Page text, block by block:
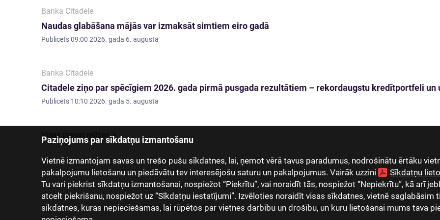
Paziņojums par sīkdatņu izmantošanu
Vietnē izmantojam savas un trešo pušu sīkdatnes, lai, ņemot vērā tavus paradumus, nodrošinātu ērtāku
pakalpojumu lietošanu un piedāvātu tev interesējošu saturu un pakalpojumus. Vairāk uzzini
Sīkdatņu
Tu vari piekrist sīkdatņu izmantošanai, nospiežot “Piekrītu”, vai noraidīt tās, nospiežot “Nepiekrītu”, kā arī
atcelt piekrišanu, nospiežot uz “Sīkdatņu iestatījumi”. Izvēloties noraidīt visas sīkdatnes, vietnē saglabāsim
sīkdatnes, kuras nepieciešamas, lai rūpētos par vietnes darbību un drošību, un kuru lietošanai mums tava
Banka Citadele
Naudas glabāšana mājās var izmaksāt simtiem eiro gadā
Publicēts09:00 2026. gada 6. augustā
Banka Citadele
Citadele ziņo par spēcīgiem 2026. gada pirmā pusgada rezultātiem – rekordaugstu kredītportfeli
Publicēts 10:10 2026. gada 5. augustā
Visas preses relīzes
Par mums Investoriem Mediju telpa Grupas uzņēmumi Karjera Kontakti